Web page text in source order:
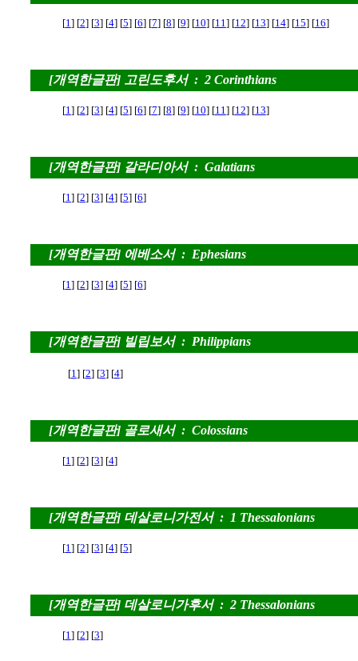
[1] [2] [3] [4] [5] [6] [7] [8] [9] [10] [11] [12] [13] [14] [15] [16]
[개역한글판] 고린도후서 : 2 Corinthians
[1] [2] [3] [4] [5] [6] [7] [8] [9] [10] [11] [12] [13]
[개역한글판] 갈라디아서 : Galatians
[1] [2] [3] [4] [5] [6]
[개역한글판] 에베소서 : Ephesians
[1] [2] [3] [4] [5] [6]
[개역한글판] 빌립보서 : Philippians
[1] [2] [3] [4]
[개역한글판] 골로새서 : Colossians
[1] [2] [3] [4]
[개역한글판] 데살로니가전서 : 1 Thessalonians
[1] [2] [3] [4] [5]
[개역한글판] 데살로니가후서 : 2 Thessalonians
[1] [2] [3]